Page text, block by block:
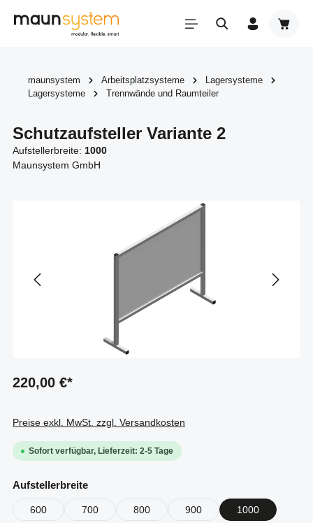
Zum Hauptinhalt springen
maunsystem Arbeitsplatzsysteme
Lagersysteme
Lagersysteme
Trennwände und Raumteiler
Schutzaufsteller Variante 2
Aufstellerbreite: 1000
Maunsystem GmbH
220,00 €*
Preise exkl. MwSt. zzgl. Versandkosten
Sofort verfügbar, Lieferzeit: 2-5 Tage
Aufstellerbreiteauswählen
600 700 800 900 1000